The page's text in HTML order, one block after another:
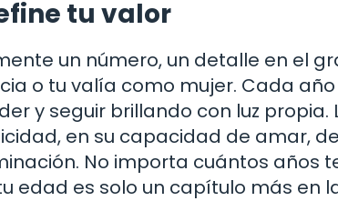
tu valor
un número, un detalle en el
o tu valía como mujer. Cada
y seguir brillando con luz
en su capacidad de amar,
No importa cuántos años
edad es solo un capítulo más en